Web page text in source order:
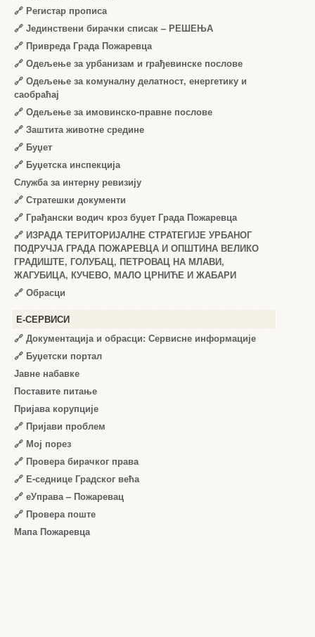
🔗 Регистар прописа
🔗 Јединствени бирачки списак – РЕШЕЊА
🔗 Привреда Града Пожаревца
🔗 Одељење за урбанизам и грађевинске послове
🔗 Одељење за комуналну делатност, енергетику и
саобраћај
🔗 Одељење за имовинско-правне послове
🔗 Заштита животне средине
🔗 Буџет
🔗 Буџетска инспекција
Служба за интерну ревизију
🔗 Стратешки документи
🔗 Грађански водич кроз буџет Града Пожаревца
🔗 ИЗРАДА ТЕРИТОРИЈАЛНЕ СТРАТЕГИЈЕ УРБАНОГ
ПОДРУЧЈА ГРАДА ПОЖАРЕВЦА И ОПШТИНА ВЕЛИКО
ГРАДИШТЕ, ГОЛУБАЦ, ПЕТРОВАЦ НА МЛАВИ,
ЖАГУБИЦА, КУЧЕВО, МАЛО ЦРНИЋЕ И ЖАБАРИ
🔗 Обрасци
Е-СЕРВИСИ
🔗 Документација и обрасци: Сервисне информације
🔗 Буџетски портал
Јавне набавке
Поставите питање
Пријава корупције
🔗 Пријави проблем
🔗 Мој порез
🔗 Провера бирачког права
🔗 Е-седнице Градског већа
🔗 еУправа – Пожаревац
🔗 Провера поште
Мапа Пожаревца